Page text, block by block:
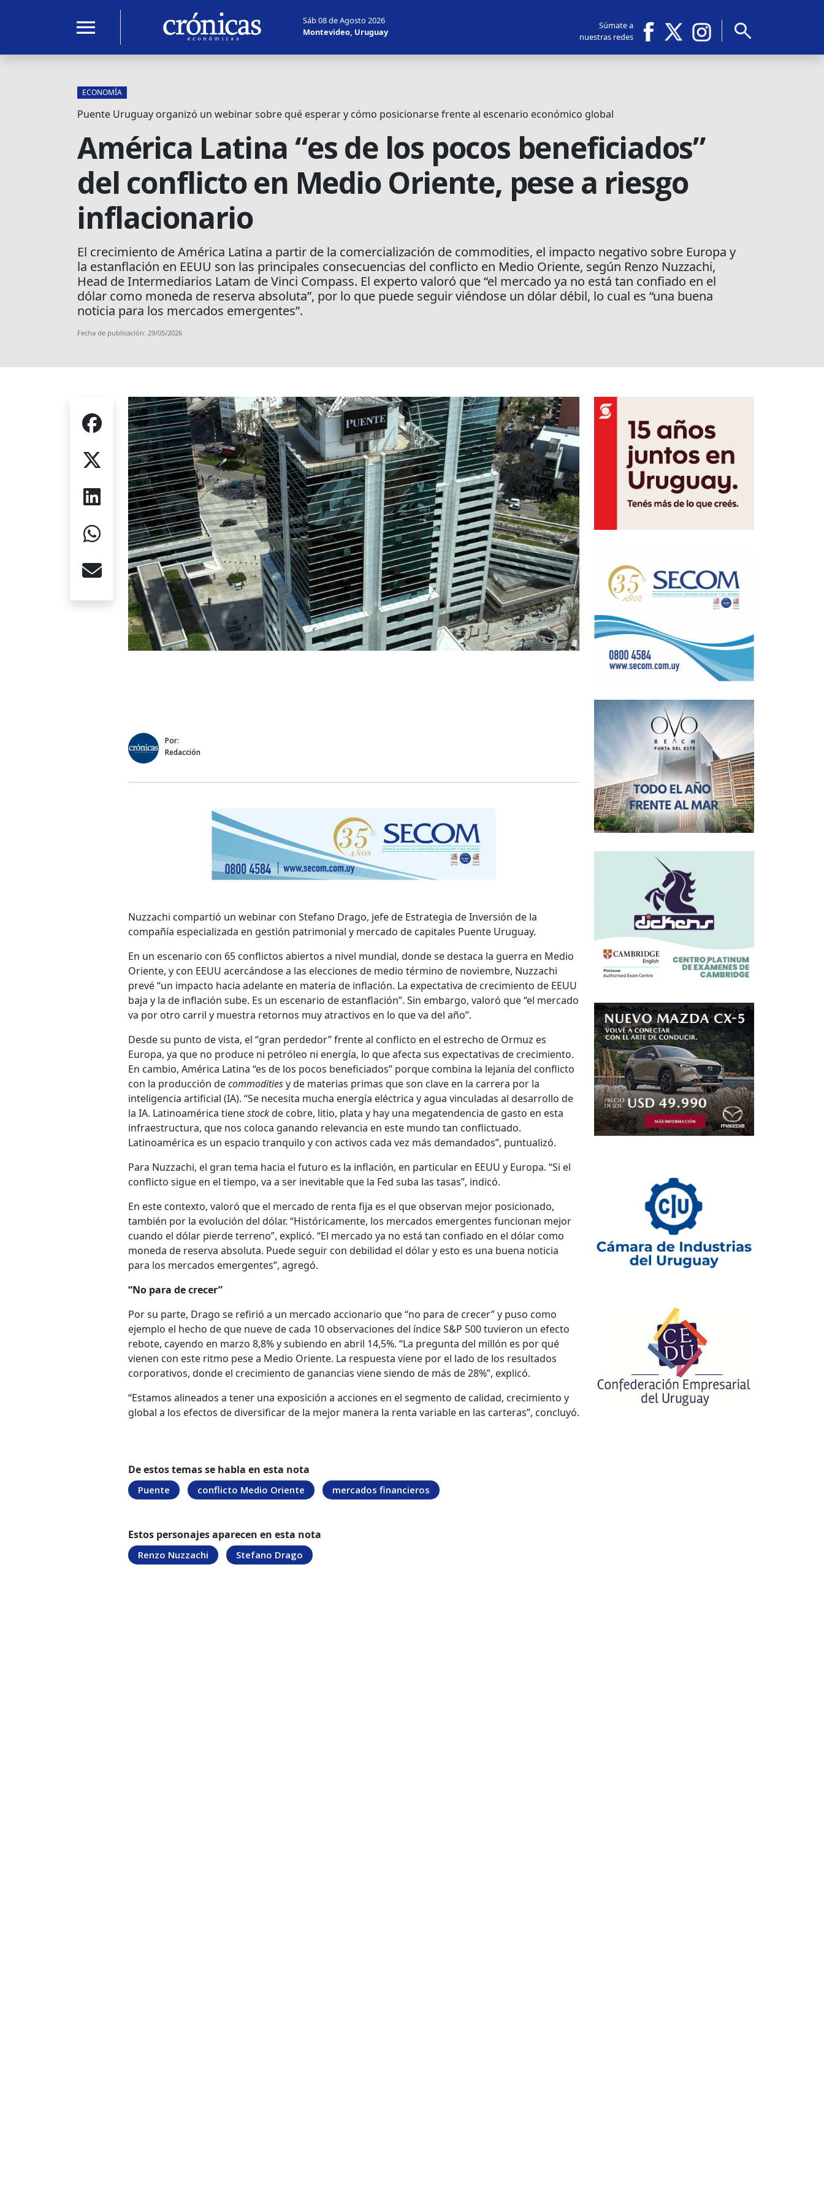
menu
Sáb 08 de Agosto 2026
Montevideo, Uruguay
Súmate a
nuestras redes
search
ECONOMÍA
Puente Uruguay organizó un webinar sobre qué esperar y cómo posicionarse frente al escenario económico global
América Latina “es de los pocos beneficiados”
del conflicto en Medio Oriente, pese a riesgo
inflacionario
El crecimiento de América Latina a partir de la comercialización de commodities, el impacto negativo sobre Europa y
la estanflación en EEUU son las principales consecuencias del conflicto en Medio Oriente, según Renzo Nuzzachi,
Head de Intermediarios Latam de Vinci Compass. El experto valoró que “el mercado ya no está tan confiado en el
dólar como moneda de reserva absoluta”, por lo que puede seguir viéndose un dólar débil, lo cual es “una buena
noticia para los mercados emergentes”.
Fecha de publicación: 29/05/2026
Por:
Redacción
Nuzzachi compartió un webinar con Stefano Drago, jefe de Estrategia de Inversión de la
compañía especializada en gestión patrimonial y mercado de capitales Puente Uruguay.
En un escenario con 65 conflictos abiertos a nivel mundial, donde se destaca la guerra en Medio
Oriente, y con EEUU acercándose a las elecciones de medio término de noviembre, Nuzzachi
prevé “un impacto hacia adelante en materia de inflación. La expectativa de crecimiento de EEUU
baja y la de inflación sube. Es un escenario de estanflación”. Sin embargo, valoró que “el mercado
va por otro carril y muestra retornos muy atractivos en lo que va del año”.
Desde su punto de vista, el “gran perdedor” frente al conflicto en el estrecho de Ormuz es
Europa, ya que no produce ni petróleo ni energía, lo que afecta sus expectativas de crecimiento.
En cambio, América Latina “es de los pocos beneficiados” porque combina la lejanía del conflicto
con la producción decommoditiesy de materias primas que son clave en la carrera por la
inteligencia artificial (IA). “Se necesita mucha energía eléctrica y agua vinculadas al desarrollo de
la IA. Latinoamérica tienestockde cobre, litio, plata y hay una megatendencia de gasto en esta
infraestructura, que nos coloca ganando relevancia en este mundo tan conflictuado.
Latinoamérica es un espacio tranquilo y con activos cada vez más demandados”, puntualizó.
Para Nuzzachi, el gran tema hacia el futuro es la inflación, en particular en EEUU y Europa. “Si el
conflicto sigue en el tiempo, va a ser inevitable que la Fed suba las tasas”, indicó.
En este contexto, valoró que el mercado de renta fija es el que observan mejor posicionado,
también por la evolución del dólar. “Históricamente, los mercados emergentes funcionan mejor
cuando el dólar pierde terreno”, explicó. “El mercado ya no está tan confiado en el dólar como
moneda de reserva absoluta. Puede seguir con debilidad el dólar y esto es una buena noticia
para los mercados emergentes”, agregó.
“No para de crecer”
Por su parte, Drago se refirió a un mercado accionario que “no para de crecer” y puso como
ejemplo el hecho de que nueve de cada 10 observaciones del índice S&P 500 tuvieron un efecto
rebote, cayendo en marzo 8,8% y subiendo en abril 14,5%. “La pregunta del millón es por qué
vienen con este ritmo pese a Medio Oriente. La respuesta viene por el lado de los resultados
corporativos, donde el crecimiento de ganancias viene siendo de más de 28%”, explicó.
“Estamos alineados a tener una exposición a acciones en el segmento de calidad, crecimiento y
global a los efectos de diversificar de la mejor manera la renta variable en las carteras”, concluyó.
De estos temas se habla en esta nota
Puente conflicto Medio Oriente mercados financieros
Estos personajes aparecen en esta nota
Renzo Nuzzachi Stefano Drago